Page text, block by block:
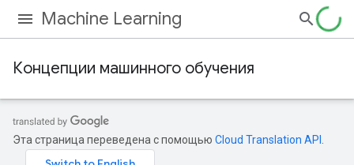
Machine Learning
Концепции машинного обучения
Эта страница переведена с помощью Cloud Translation API